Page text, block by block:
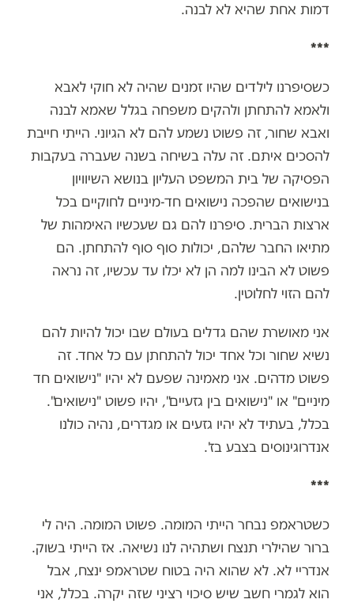
דמות אחת שהיא לא לבנה.
***
כשסיפרנו לילדים שהיו זמנים שהיה לא חוקי לאבא
ולאמא להתחתן ולהקים משפחה בגלל שאמא לבנה
ואבא שחור, זה פשוט נשמע להם לא הגיוני. הייתי חייבת
להסכים איתם. זה עלה בשיחה בשנה שעברה בעקבות
הפסיקה של בית המשפט העליון בנושא השיוויון
בנישואים שהפכה נישואים חד-מיניים לחוקיים בכל
ארצות הברית. סיפרנו להם גם שעכשיו האימהות של
מתיאו החבר שלהם, יכולות סוף סוף להתחתן. הם
פשוט לא הבינו למה הן לא יכלו עד עכשיו, זה נראה
להם הזוי לחלוטין.
אני מאושרת שהם גדלים בעולם שבו יכול להיות להם
נשיא שחור וכל אחד יכול להתחתן עם כל אחד. זה
פשוט מדהים. אני מאמינה שפעם לא יהיו "נישואים חד
מיניים" או "נישואים בין גזעיים", יהיו פשוט "נישואים".
בכלל, בעתיד לא יהיו גזעים או מגדרים, נהיה כולנו
אנדרוגינוסים בצבע בז'.
***
כשטראמפ נבחר הייתי המומה. פשוט המומה. היה לי
ברור שהילרי תנצח ושתהיה לנו נשיאה. אז הייתי בשוק.
אנדריי לא. לא שהוא היה בטוח שטראמפ ינצח, אבל
הוא לגמרי חשב שיש סיכוי רציני שזה יקרה. בכלל, אני